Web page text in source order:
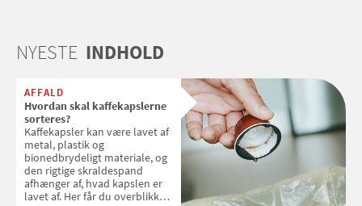
NYESTE INDHOLD
AFFALD
Hvordan skal kaffekapslerne
sorteres?
Kaffekapsler kan være lavet af
metal, plastik og
bionedbrydeligt materiale, og
den rigtige skraldespand
afhænger af, hvad kapslen er
lavet af. Her får du overblikket